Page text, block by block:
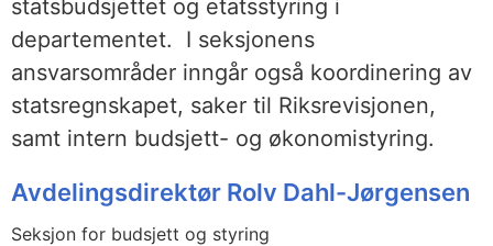
statsbudsjettet og etatsstyring i
departementet. I seksjonens
ansvarsområder inngår også koordinering av
statsregnskapet, saker til Riksrevisjonen,
samt intern budsjett- og økonomistyring.
Avdelingsdirektør Rolv Dahl-Jørgensen
Seksjon for budsjett og styring